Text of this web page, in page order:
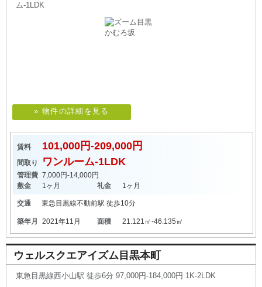
ム-1LDK
» 物件の詳細を見る
賃料 101,000円-209,000円
間取り ワンルーム-1LDK
管理費 7,000円-14,000円
敷金
1ヶ月 礼金 1ヶ月
交通 東急目黒線不動前駅 徒歩10分
築年月 2021年11月 面積 21.121㎡-46.135㎡
ウェルスクエアイズム目黒本町
東急目黒線西小山駅 徒歩6分 97,000円-184,000円 1K-2LDK